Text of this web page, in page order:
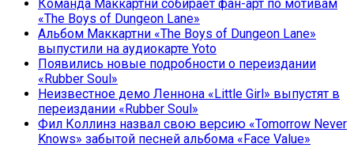
Команда Маккартни собирает фан-арт по мотивам
«The Boys of Dungeon Lane»
Альбом Маккартни «The Boys of Dungeon Lane»
выпустили на аудиокарте Yoto
Появились новые подробности о переиздании
«Rubber Soul»
Неизвестное демо Леннона «Little Girl» выпустят в
переиздании «Rubber Soul»
Фил Коллинз назвал свою версию «Tomorrow Never
Knows» забытой песней альбома «Face Value»